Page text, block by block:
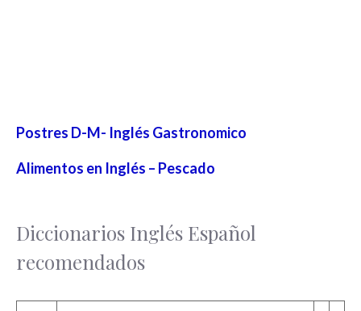
Postres D-M- Inglés Gastronomico
Alimentos en Inglés – Pescado
Diccionarios Inglés Español
recomendados